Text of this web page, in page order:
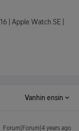
| Apple Watch SE |
Vanhin ensin
Forum|Forum|4 years ago